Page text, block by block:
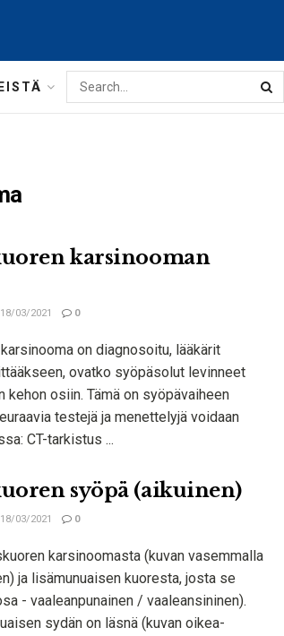
karsinooman
03/2021 0
on diagnosoitu, lääkärit
ovatko syöpäsolut levinneet
kehon osiin. Tämä on syöpävaiheen
testejä ja menettelyjä voidaan
CT-tarkistus ...
syöpä (aikuinen)
03/2021 0
karsinoomasta (kuvan vasemmalla
ja lisämunuaisen kuoresta, josta se
- vaaleanpunainen / vaaleansininen).
sydän on läsnä (kuvan oikea-